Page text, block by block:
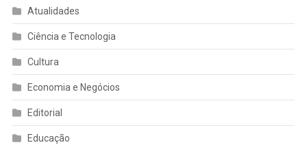
Atualidades
Ciência e Tecnologia
Cultura
Economia e Negócios
Editorial
Educação